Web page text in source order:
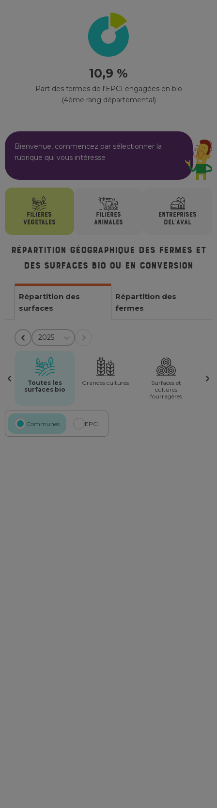
10,9 %
Part des fermes de l'EPCI engagées en bio
(4ème rang départemental)
Bienvenue, commencez par sélectionner la
rubrique qui vous intéresse
FILIÈRES
VÉGÉTALES
FILIÈRES
ANIMALES
ENTREPRISES
DEL'AVAL
Répartition géographique des fermes et
des surfaces bio ou en conversion
Répartition des
surfaces
Répartition des
fermes
2025
Toutes les
surfaces bio
Grandes cultures
Surfaces et
cultures
fourragères
Communes EPCI